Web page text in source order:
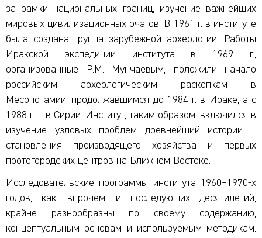
за рамки национальных границ, изучение важнейших
мировых цивилизационных очагов. В 1961 г. в институте
была создана группа зарубежной археологии. Работы
Иракской экспедиции института в 1969 г.,
организованные Р.М. Мунчаевым, положили начало
российским археологическим раскопкам в
Месопотамии, продолжавшимся до 1984 г. в Ираке, а с
1988 г. – в Сирии. Институт, таким образом, включился в
изучение узловых проблем древнейший истории –
становления производящего хозяйства и первых
протогородских центров на Ближнем Востоке.
Исследовательские программы института 1960–1970-х
годов, как, впрочем, и последующих десятилетий,
крайне разнообразны по своему содержанию,
концептуальным основам и используемым методикам.